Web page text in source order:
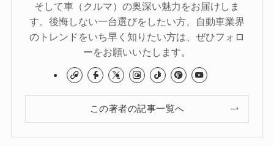
そして車（クルマ）の奥深い魅力をお届けしま
す。後悔しない一台選びをしたい方、自動車業界
のトレンドをいち早く知りたい方は、ぜひフォロ
ーをお願いいたします。
この著者の記事一覧へ